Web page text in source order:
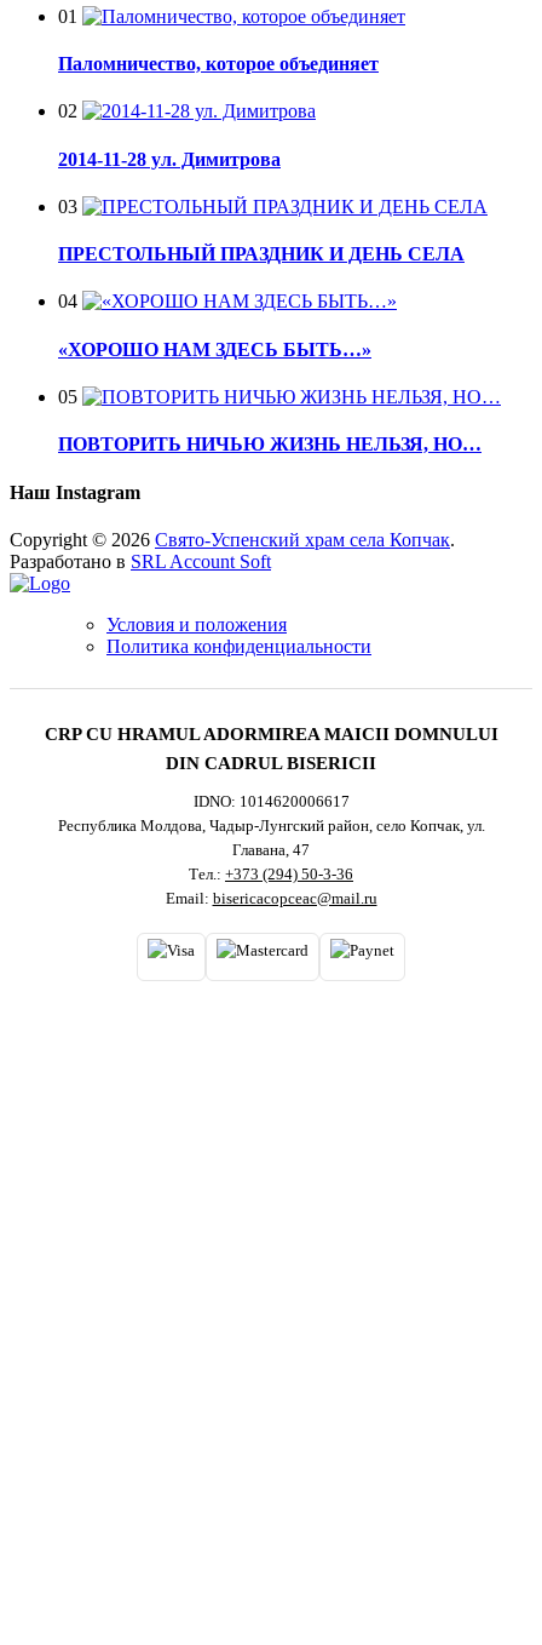
01
Паломничество, которое объединяет
02
2014-11-28 ул. Димитрова
03
ПРЕСТОЛЬНЫЙ ПРАЗДНИК И ДЕНЬ СЕЛА
04
«ХОРОШО НАМ ЗДЕСЬ БЫТЬ…»
05
ПОВТОРИТЬ НИЧЬЮ ЖИЗНЬ НЕЛЬЗЯ, НО…
Наш Instagram
Copyright © 2026 Свято-Успенский храм села Копчак.
Разработано в SRL Account Soft
Условия и положения
Политика конфиденциальности
CRP CU HRAMUL ADORMIREA MAICII DOMNULUI
DIN CADRUL BISERICII
IDNO: 1014620006617
Республика Молдова, Чадыр-Лунгский район, село Копчак, ул.
Главана, 47
Тел.: +373 (294) 50-3-36
Email: bisericacopceac@mail.ru